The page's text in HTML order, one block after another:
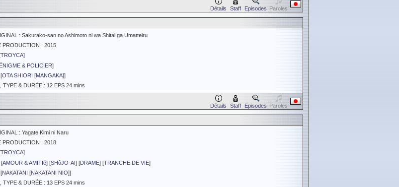
Détails Staff Episodes Paroles
: Sakurako-san no Ashimoto ni wa Shitai ga Umatteiru
PRODUCTION : 2015
TROYCA]
ÉNIGME & POLICIER]
OTA SHIORI [MANGAKA]]
TYPE & DURÉE : 12 EPS 24 mins
Détails Staff Episodes Paroles
: Yagate Kimi ni Naru
PRODUCTION : 2018
TROYCA]
[AMOUR & AMITIé] [SHôJO-AI] [DRAME] [TRANCHE DE VIE]
NAKATANI [NAKATANI NIO]]
TYPE & DURÉE : 13 EPS 24 mins